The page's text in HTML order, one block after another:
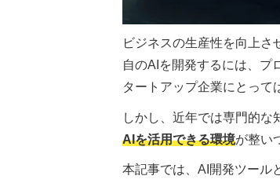
ビジネスの生産性を向上さ
自のAIを開発するには、プ
タートアップ企業にとって
しかし、近年では専門的な
AIを活用できる環境が整い
本記事では、AI開発ツール